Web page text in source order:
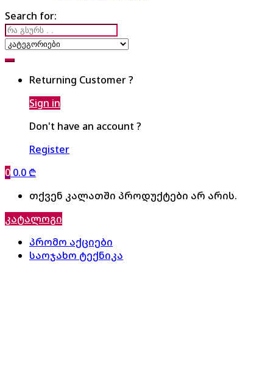
Search for:
Returning Customer ?
Sign in
Don't have an account ?
Register
0 0.0 ₾
თქვენ კალათში პროდუქტები არ არის.
კატალოგი
პრომო აქციები
საოჯახო ტექნიკა